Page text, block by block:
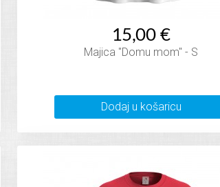
15,00 €
Majica "Domu mom" - S
Dodaj u košaricu